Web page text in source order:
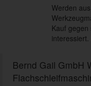
Werden
Kauf
interessiert.
Bernd Gail GmbH